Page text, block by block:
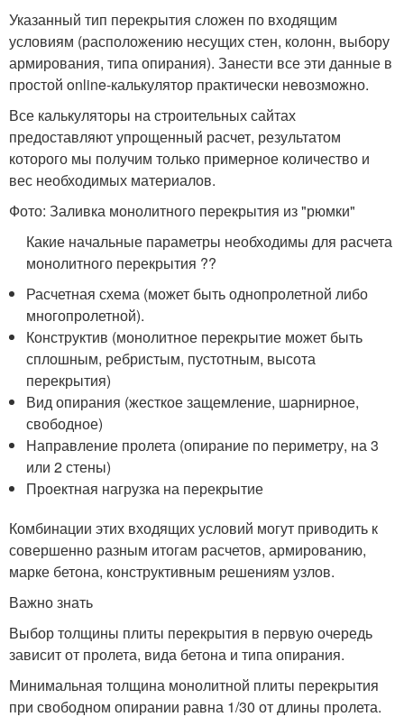
Указанный тип перекрытия сложен по входящим
условиям (расположению несущих стен, колонн, выбору
армирования, типа опирания). Занести все эти данные в
простой online-калькулятор практически невозможно.
Все калькуляторы на строительных сайтах
предоставляют упрощенный расчет, результатом
которого мы получим только примерное количество и
вес необходимых материалов.
Фото: Заливка монолитного перекрытия из "рюмки"
Какие начальные параметры необходимы для расчета
монолитного перекрытия ??
Расчетная схема (может быть однопролетной либо
многопролетной).
Конструктив (монолитное перекрытие может быть
сплошным, ребристым, пустотным, высота
перекрытия)
Вид опирания (жесткое защемление, шарнирное,
свободное)
Направление пролета (опирание по периметру, на 3
или 2 стены)
Проектная нагрузка на перекрытие
Комбинации этих входящих условий могут приводить к
совершенно разным итогам расчетов, армированию,
марке бетона, конструктивным решениям узлов.
Важно знать
Выбор толщины плиты перекрытия в первую очередь
зависит от пролета, вида бетона и типа опирания.
Минимальная толщина монолитной плиты перекрытия
при свободном опирании равна 1/30 от длины пролета.